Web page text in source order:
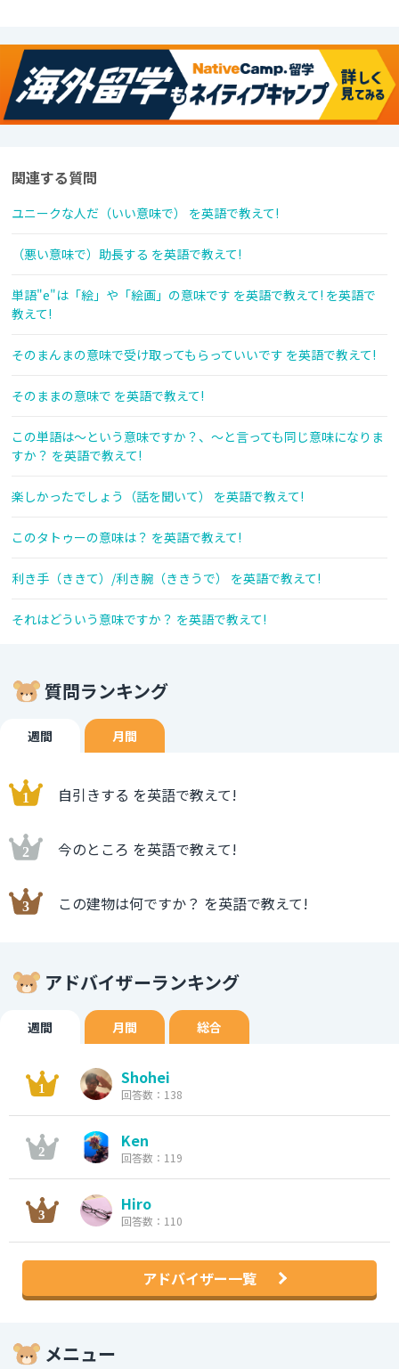
関連する質問
ユニークな人だ（いい意味で） を英語で教えて!
（悪い意味で）助長する を英語で教えて!
単語"e"は「絵」や「絵画」の意味です を英語で教えて! を英語で
教えて!
そのまんまの意味で受け取ってもらっていいです を英語で教えて!
そのままの意味で を英語で教えて!
この単語は〜という意味ですか？、〜と言っても同じ意味になりま
すか？ を英語で教えて!
楽しかったでしょう（話を聞いて） を英語で教えて!
このタトゥーの意味は？ を英語で教えて!
利き手（ききて）/利き腕（ききうで） を英語で教えて!
それはどういう意味ですか？ を英語で教えて!
質問ランキング
週間 月間
自引きする を英語で教えて!
今のところ を英語で教えて!
この建物は何ですか？ を英語で教えて!
アドバイザーランキング
週間 月間 総合
Shohei
回答数：138
Ken
回答数：119
Hiro
回答数：110
アドバイザー一覧
メニュー